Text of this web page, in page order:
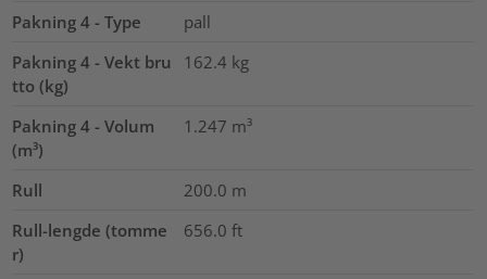
Pakning 4 - Type
pall
Pakning 4 - Vekt bru
tto (kg)
162.4 kg
Pakning 4 - Volum
(m³)
1.247 m³
Rull 200.0 m
Rull-lengde (tomme
r)
656.0 ft